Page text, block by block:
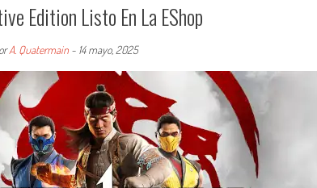
Edition Listo En La EShop
A. Quatermain - 14 mayo, 2025